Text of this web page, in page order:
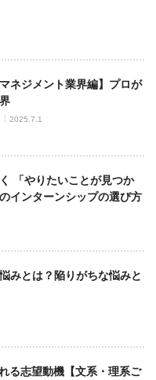
ネジメント業界編】プロが
2025.7.1
「やりたいことが見つか
インターンシップの選び方
みとは？陥りがちな悩みと
る志望動機【文系・理系ご